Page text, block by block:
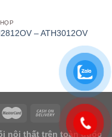
– ATH3012OV
nội thất trên toàn quốc